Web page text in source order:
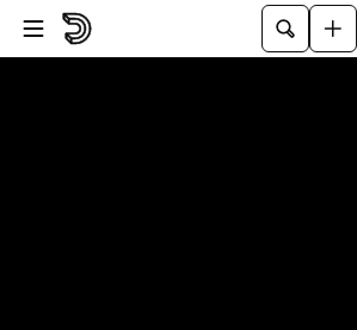
Saltar al reproductor
Saltar al contenido principal